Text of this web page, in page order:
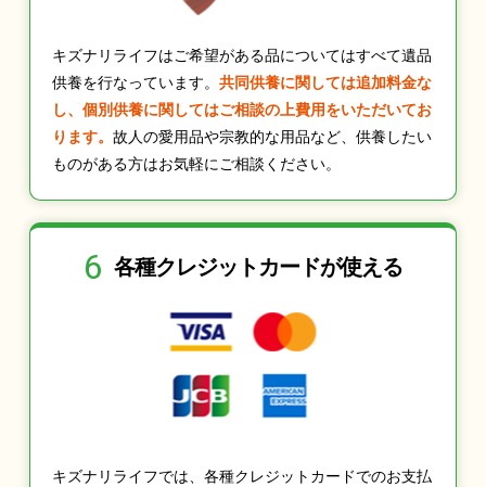
キズナリライフはご希望がある品についてはすべて遺品
供養を行なっています。 共同供養に関しては追加料金な
し、個別供養に関してはご相談の上費用をいただいてお
ります。 故人の愛用品や宗教的な用品など、供養したい
ものがある方はお気軽にご相談ください。
6 各種クレジットカードが使える
キズナリライフでは、各種クレジットカードでのお支払